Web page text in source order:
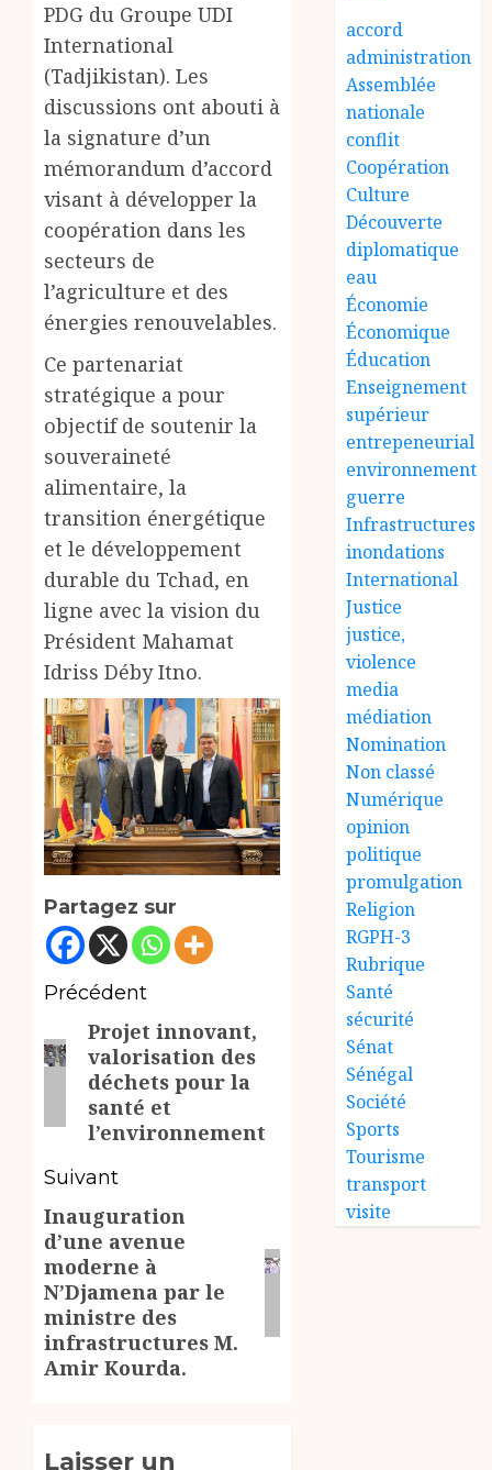
PDG du Groupe UDI
International
(Tadjikistan). Les
discussions ont abouti à
la signature d’un
mémorandum d’accord
visant à développer la
coopération dans les
secteurs de
l’agriculture et des
énergies renouvelables.
Ce partenariat
stratégique a pour
objectif de soutenir la
souveraineté
alimentaire, la
transition énergétique
et le développement
durable du Tchad, en
ligne avec la vision du
Président Mahamat
Idriss Déby Itno.
Partagez sur
Navigation
d’article
Précédent
Article
précédent:
Projet innovant,
valorisation des
déchets pour la
santé et
l’environnement
Suivant
Article
suivant:
Inauguration
d’une avenue
moderne à
N’Djamena par le
ministre des
infrastructures M.
Amir Kourda.
Laisser un
accord
administration
Assemblée
nationale
conflit
Coopération
Culture
Découverte
diplomatique
eau
Économie
Économique
Éducation
Enseignement
supérieur
entrepeneurial
environnement
guerre
Infrastructures
inondations
International
Justice
justice,
violence
media
médiation
Nomination
Non classé
Numérique
opinion
politique
promulgation
Religion
RGPH-3
Rubrique
Santé
sécurité
Sénat
Sénégal
Société
Sports
Tourisme
transport
visite